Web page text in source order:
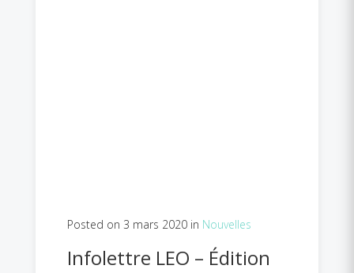
Posted on 3 mars 2020 in Nouvelles
Infolettre LEO – Édition